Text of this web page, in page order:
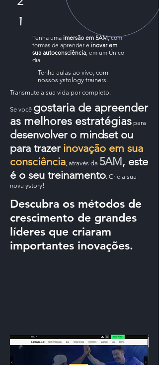
1
Tenha uma imersão em 5AM, com
formas de aprender e inovar em
sua autoconsciência, em um Único
dia.
Tenha aulas ao vivo, com
nossos ystology trainers.
Transmute a sua vida por completo.
Se você gostaria de apreender
as melhores estratégias para
desenvolver o mindset ou
para trazer inovação em sua
consciência, através da 5AM, este
é o seu treinamento. Crie a sua
nova ystory!
Descubra os métodos de
crescimento de grandes
líderes que criaram
importantes inovações.